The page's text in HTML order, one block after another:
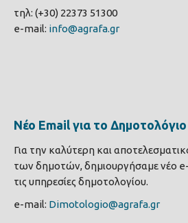
τηλ: (+30) 22373 51300
e-mail: info@agrafa.gr
Νέο Email για το Δημοτολόγιο
Για την καλύτερη και
των δημοτών, δημιουργήσαμε νέο
τις υπηρεσίες δημοτολογίου.
e-mail: Dimotologio@agrafa.gr